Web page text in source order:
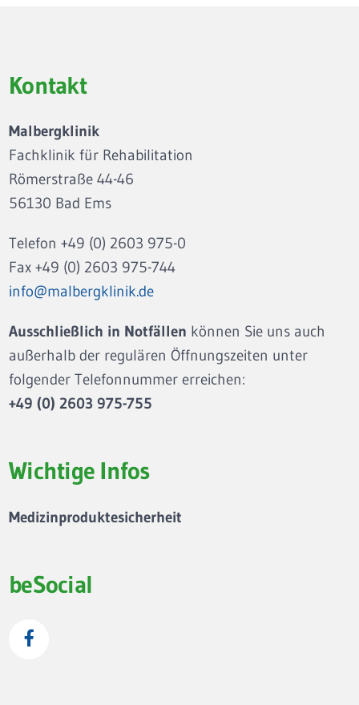
Kontakt
Malbergklinik
Fachklinik für Rehabilitation
Römerstraße 44-46
56130 Bad Ems
Telefon +49 (0) 2603 975-0
Fax +49 (0) 2603 975-744
info@malbergklinik.de
Ausschließlich in Notfällen können Sie uns auch
außerhalb der regulären Öffnungszeiten unter
folgender Telefonnummer erreichen:
+49 (0) 2603 975-755
Wichtige Infos
Medizinproduktesicherheit
beSocial